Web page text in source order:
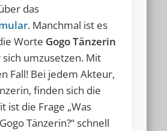
das
. Manchmal ist es
Worte Gogo Tänzerin
sich umzusetzen. Mit
Fall! Bei jedem Akteur,
finden sich die
ist die Frage „Was
Tänzerin?“ schnell